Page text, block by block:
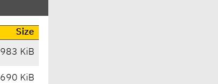
Size
KiB
KiB